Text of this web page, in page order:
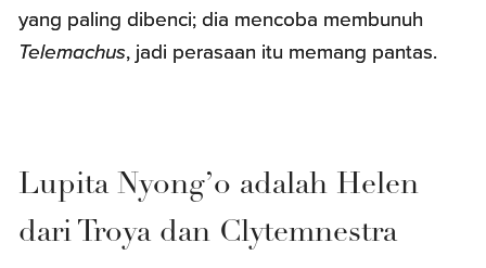
yang paling dibenci; dia mencoba membunuh
Telemachus, jadi perasaan itu memang pantas.
Lupita Nyong’o adalah Helen
dari Troya dan Clytemnestra